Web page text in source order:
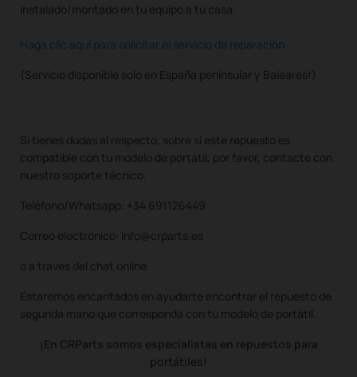
instalado/montado en tu equipo a tu casa.
Haga clic aquí para solicitar el servicio de reparación
(Servicio disponible solo en España peninsular y Baleares!)
Si tienes dudas al respecto, sobre si este repuesto es
compatible con tu modelo de portátil, por favor, contacte con
nuestro soporte técnico.
Teléfono/Whatsapp: +34 691126449
Correo electrónico: info@crparts.es
o a traves del chat online.
Estaremos encantados en ayudarte encontrar el repuesto de
segunda mano que corresponda con tu modelo de portátil.
¡En CRParts somos especialistas en repuestos para
portátiles!